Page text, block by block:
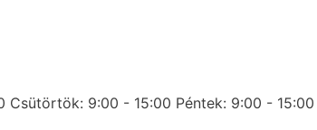
Csütörtök: 9:00 - 15:00 Péntek: 9:00 - 15:00